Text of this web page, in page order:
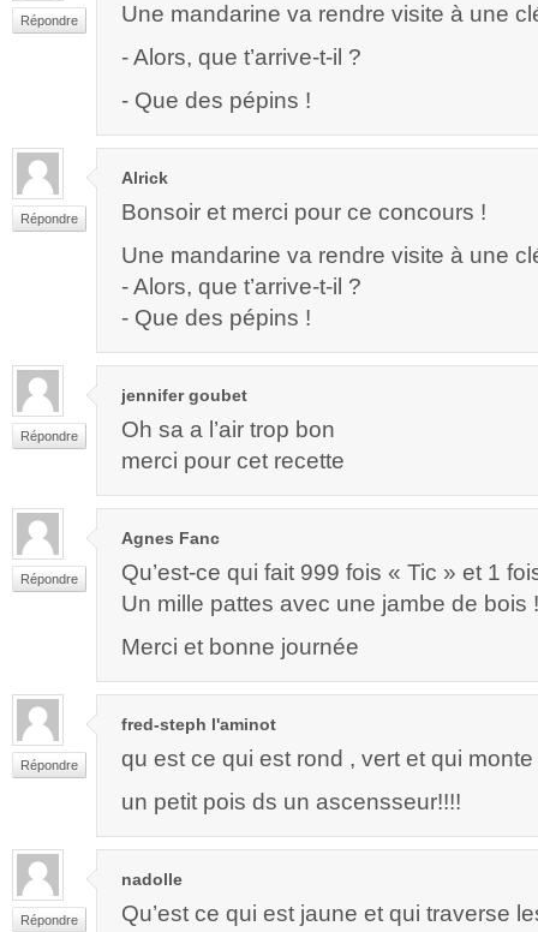
Répondre
Une mandarine va rendre visite à une
- Alors, que t’arrive-t-il ?
- Que des pépins !
Répondre
Alrick
Bonsoir et merci pour ce concours !
Une mandarine va rendre visite à une
- Alors, que t’arrive-t-il ?
- Que des pépins !
Répondre
jennifer goubet
Oh sa a l’air trop bon
merci pour cet recette
Répondre
Agnes Fanc
Qu’est-ce qui fait 999 fois « Tic » et 1
Un mille pattes avec une jambe de bois !
Merci et bonne journée
Répondre
fred-steph l'aminot
qu est ce qui est rond , vert et qui
un petit pois ds un ascensseur!!!!
Répondre
nadolle
Qu’est ce qui est jaune et qui traverse